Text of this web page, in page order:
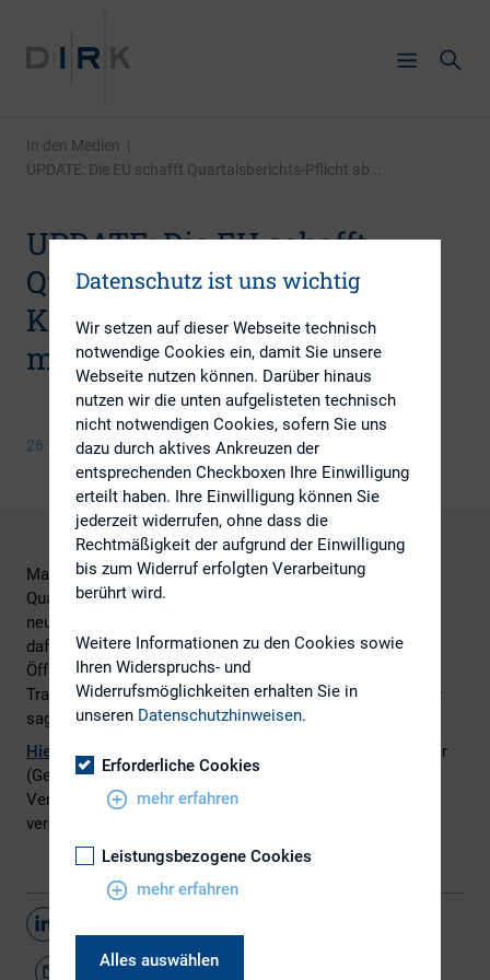
In den Medien |
UPDATE: Die EU schafft Quartalsberichts-Pflicht ab ...
UPDATE: Die EU schafft
Quartalsberichts-Pflicht ab –
Kay Bommer: „Weniger ist
mehr!“
26. Januar 2016
Mal Hand aufs Herz, haben Sie die 365 Seiten
Quartalsbericht Ihrer Depotaktien wirklich gelesen? Jetzt
neu im Jahre 2016: Die Quartalsberichts-Pflicht ist weg,
dafür reicht nun eine "Quartalsmitteilung" an die
Öffentlichkeit. Verliert der Aktionär dadurch die
Transparenz? Schadet das der Aktienkultur? Kay Bommer
sagt Nein.
Hier
geht es zum Interview, geführt zwischen Kay Bommer
(Geschäftsführer DIRK – Deutscher Investor Relations
Verband) und Peter Heinrich (Börsen Radio Network AG),
veröffentlicht auf
Datenschutz ist uns wichtig
Wir setzen auf dieser Webseite technisch
notwendige Cookies ein, damit Sie unsere
Webseite nutzen können. Darüber hinaus
nutzen wir die unten aufgelisteten technisch
nicht notwendigen Cookies, sofern Sie uns
dazu durch aktives Ankreuzen der
entsprechenden Checkboxen Ihre Einwilligung
erteilt haben. Ihre Einwilligung können Sie
jederzeit widerrufen, ohne dass die
Rechtmäßigkeit der aufgrund der Einwilligung
bis zum Widerruf erfolgten Verarbeitung
berührt wird.
Weitere Informationen zu den Cookies sowie
Ihren Widerspruchs- und
Widerrufsmöglichkeiten erhalten Sie in
unseren Datenschutzhinweisen.
Erforderliche Cookies
mehr erfahren
Leistungsbezogene Cookies
mehr erfahren
Alles auswählen